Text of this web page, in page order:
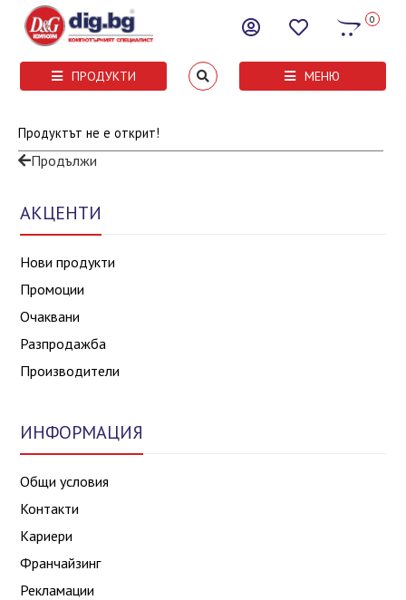
0
ПРОДУКТИ МЕНЮ
Продуктът не е открит!
Продължи
АКЦЕНТИ
Нови продукти
Промоции
Очаквани
Разпродажба
Производители
ИНФОРМАЦИЯ
Общи условия
Контакти
Кариери
Франчайзинг
Рекламации